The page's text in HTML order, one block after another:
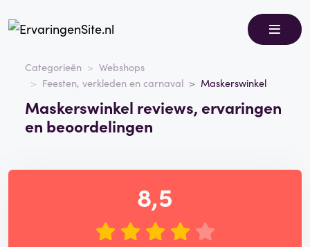
Categorieën
Webshops
Feesten, verkleden en carnaval
Maskerswinkel
Maskerswinkel reviews, ervaringen
en beoordelingen
8,5